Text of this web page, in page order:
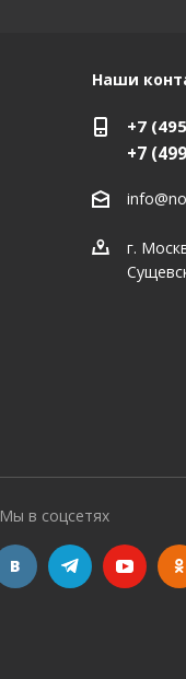
Наши
+7
+7
г.
Мы в соцсетях